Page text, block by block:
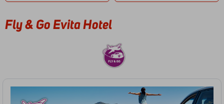
Fly & Go Evita Hotel